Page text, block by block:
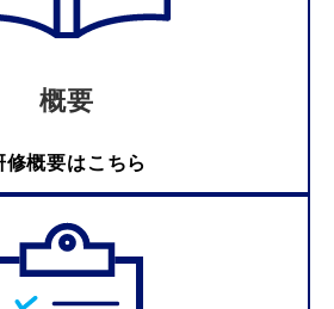
概要
修概要はこちら